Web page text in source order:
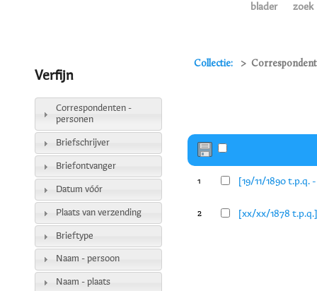
blader zoek
Collectie:
1 [19/11/1890
2 [xx/xx/1878
Verfijn
Correspondenten -
personen
Briefschrijver
Briefontvanger
Datum vóór
Plaats van verzending
Brieftype
Naam - persoon
Naam - plaats